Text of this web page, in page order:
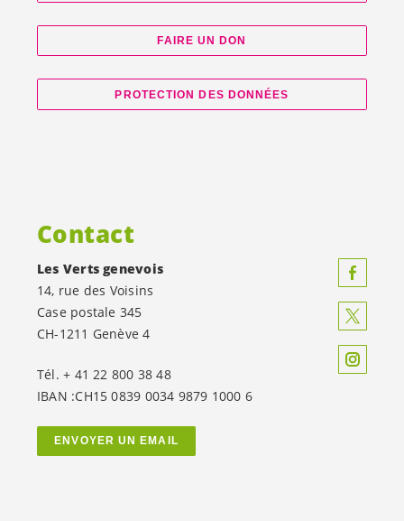
FAIRE UN DON
PROTECTION DES DONNÉES
Contact
Les Verts genevois
14, rue des Voisins
Case postale 345
CH-1211 Genève 4
Tél. + 41 22 800 38 48
IBAN :CH15 0839 0034 9879 1000 6
ENVOYER UN EMAIL